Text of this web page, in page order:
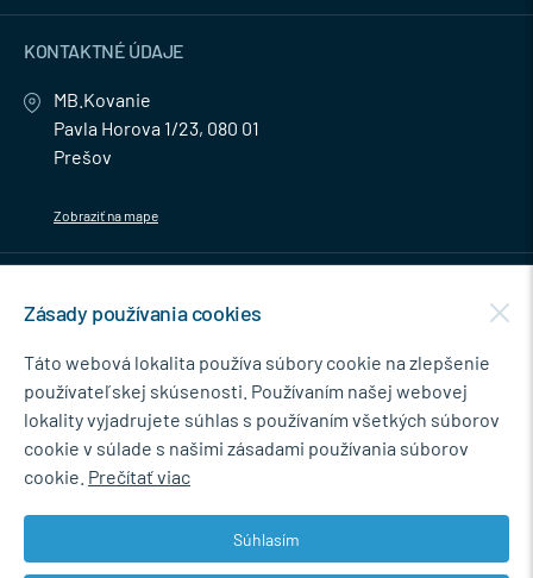
KONTAKTNÉ ÚDAJE
MB.Kovanie
Pavla Horova 1/23, 080 01
Prešov
Zobraziť na mape
NEWSLETTER
Súhlasím so spracovaním osobných údajov pre marketingové účely.
Zásady ochrany osobných údajov
Zásady používania cookies
Táto webová lokalita používa súbory cookie na zlepšenie
používateľskej skúsenosti. Používaním našej webovej
lokality vyjadrujete súhlas s používaním všetkých súborov
cookie v súlade s našimi zásadami používania súborov
cookie. Prečítať viac
Súhlasím